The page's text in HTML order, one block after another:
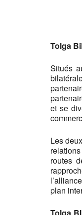
Tolga
Situés
et se
Les
routes
plan